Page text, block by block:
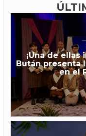
¡Una de ellas
Bután presenta
en el